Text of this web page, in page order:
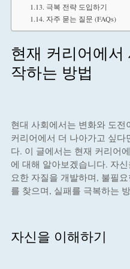
극복 전략 도입하기
자주 묻는 질문 (FAQs)
현재 커리어에서
작하는 방법
현대 사회에서는 변화와 도
커리어에서 더 나아가고 싶
다. 이 글에서는 현재 커리어
에 대해 알아보겠습니다. 자
요한 자질을 개발하며, 불필
를 찾으며, 실패를 극복하는
자신을 이해하기